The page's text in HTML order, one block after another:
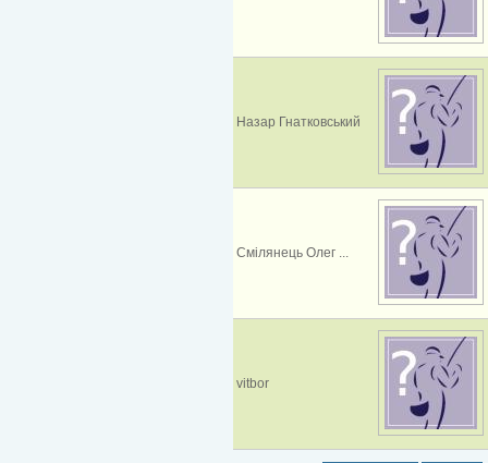
Назар Гнатковський
Смілянець Олег ...
vitbor